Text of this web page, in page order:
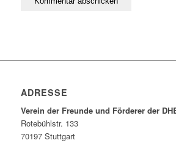
ADRESSE
Verein der Freunde und Förderer der
Rotebühlstr. 133
70197 Stuttgart